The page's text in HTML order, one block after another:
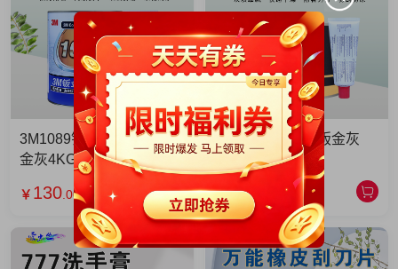
3M1089钣金灰 3M1089钣
金灰4KG 单罐
￥ 130 .00
启安钣金灰 启安钣金灰
2KG 单罐
￥49.90